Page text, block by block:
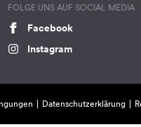
FOLGE UNS AUF SOCIAL MEDIA
Facebook
Instagram
Datenschutzerklärung